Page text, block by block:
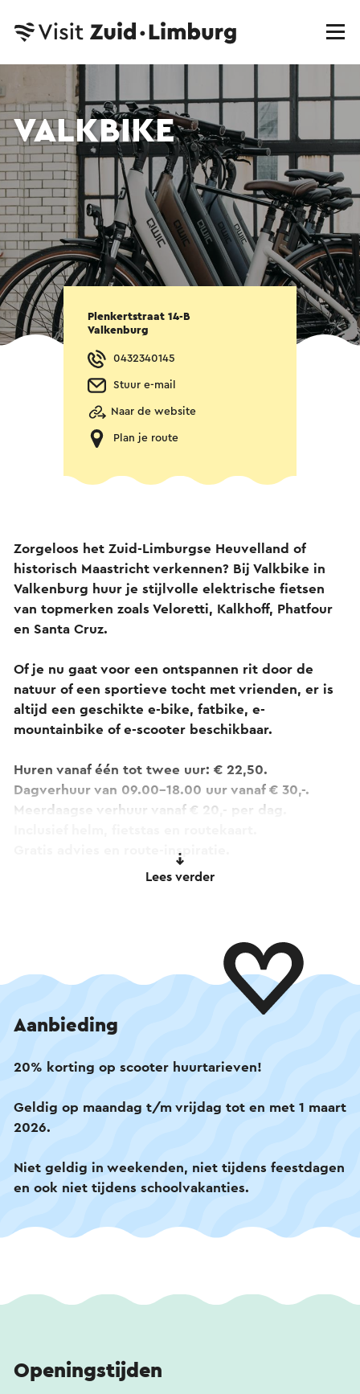
VALKBIKE
Plenkertstraat 14-B
Valkenburg
0432340145
Stuur e-mail
Naar de website
Plan je route
Zorgeloos het Zuid-Limburgse Heuvelland of
historisch Maastricht verkennen? Bij Valkbike in
Valkenburg huur je stijlvolle elektrische fietsen
van topmerken zoals Veloretti, Kalkhoff, Phatfour
en Santa Cruz.
Of je nu gaat voor een ontspannen rit door de
natuur of een sportieve tocht met vrienden, er is
altijd een geschikte e-bike, fatbike, e-
mountainbike of e-scooter beschikbaar.
Huren vanaf één tot twee uur: € 22,50.
Dagverhuur van 09.00–18.00 uur vanaf € 30,-.
Meerdaagse verhuur vanaf € 20,- per dag.
Gratis advies en route-inspiratie.
Bezorging mogelijk op locatie (reserveren
favoriete tweewieler voor een onvergetelijke dag
Valkbike is Official Partner van PonBike, Veloretti,
Kalkhoff, Phatfour en Santa Cruz.
Lees verder
Aanbieding
20% korting op scooter huurtarieven!
Geldig op maandag t/m vrijdag tot en met 1 maart
2026.
Niet geldig in weekenden, niet tijdens feestdagen
en ook niet tijdens schoolvakanties.
Openingstijden